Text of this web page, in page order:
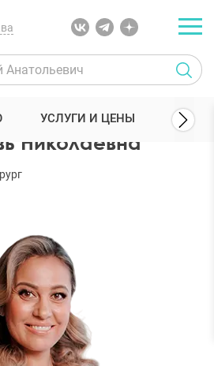
хирурги Гауэр Любовь
Николаевна
УСЛУГИ И ЦЕНЫ